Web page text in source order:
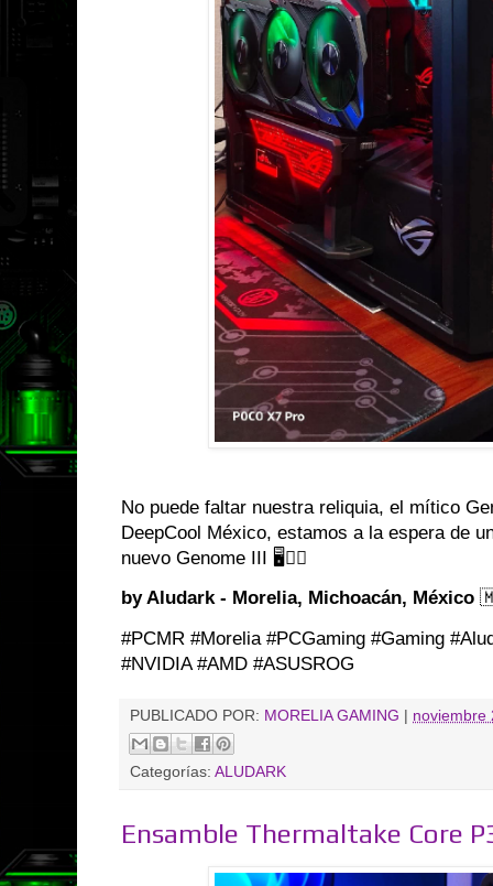
No puede faltar nuestra reliquia, el mítico
DeepCool México, estamos a la espera de
nuevo Genome III 🖥️👌🏼
by Aludark - Morelia, Michoacán, México
#PCMR #Morelia #PCGaming #Gaming
#NVIDIA #AMD #ASUSROG
PUBLICADO POR: MORELIA GAMING | noviembre
Categorías: ALUDARK
Ensamble Thermaltake Core